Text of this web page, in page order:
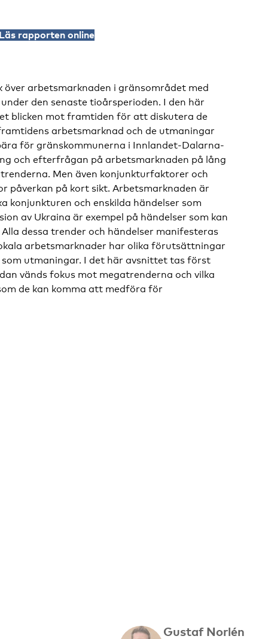
Läs rapporten online
arbetsmarknaden i gränsområdet med
den senaste tioårsperioden. I den här
blicken mot framtiden för att diskutera de
arbetsmarknad och de utmaningar
för gränskommunerna i Innlandet-Dalarna-
och efterfrågan på arbetsmarknaden på lång
Men även konjunkturfaktorer och
påverkan på kort sikt. Arbetsmarknaden är
konjunkturen och enskilda händelser som
av Ukraina är exempel på händelser som kan
dessa trender och händelser manifesteras
arbetsmarknader har olika förutsättningar
som utmaningar. I det här avsnittet tas först
vänds fokus mot megatrenderna och vilka
de kan komma att medföra för
Gustaf Norlén